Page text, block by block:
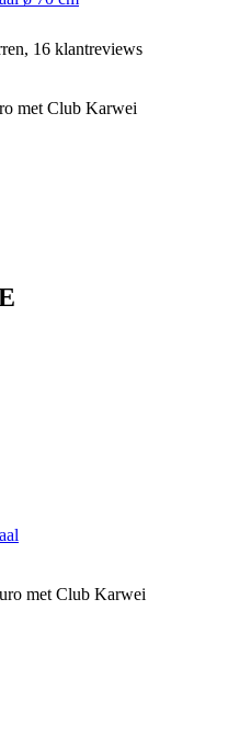
16 klantreviews
met Club Karwei
met Club Karwei